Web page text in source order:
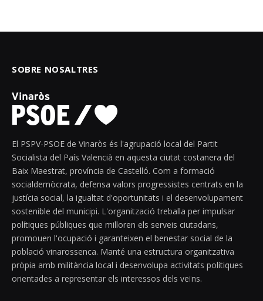
SOBRE NOSALTRES
El PSPV-PSOE de Vinaròs és l'agrupació local del Partit
Socialista del País Valencià en aquesta ciutat costanera del
Baix Maestrat, província de Castelló. Com a formació
socialdemòcrata, defensa valors progressistes centrats en la
justícia social, la igualtat d'oportunitats i el desenvolupament
sostenible del municipi. L'organització treballa per impulsar
polítiques públiques que milloren els serveis ciutadans,
promouen l'ocupació i garanteixen el benestar social de la
població vinarossenca. Manté una estructura organitzativa
pròpia amb militància local i desenvolupa activitats polítiques
orientades a representar els interessos dels veïns.